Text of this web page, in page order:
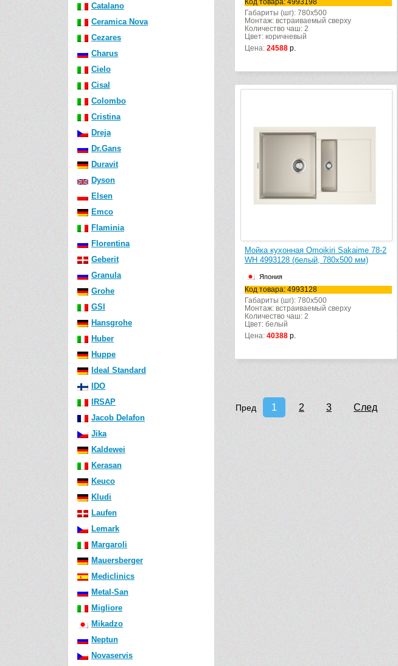
Catalano
Ceramica Nova
Cezares
Charus
Cielo
Cisal
Colombo
Cristina
Dreja
Dr.Gans
Duravit
Dyson
Elsen
Emco
Flaminia
Florentina
Geberit
Granula
Grohe
GSI
Hansgrohe
Huber
Huppe
Ideal Standard
IDO
IRSAP
Jacob Delafon
Jika
Kaldewei
Kerasan
Keuco
Kludi
Laufen
Lemark
Margaroli
Mauersberger
Mediclinics
Metal-San
Migliore
Mikadzo
Neptun
Novaservis
Код товара: 4993198
Габариты (шг): 780x500
Монтаж: встраиваемый сверху
Количество чаш: 2
Цвет: коричневый
Цена: 24588 р.
Мойка кухонная Omoikiri Sakaime 78-2
WH 4993128 (белый, 780х500 мм)
Япония
Код товара: 4993128
Габариты (шг): 780x500
Монтаж: встраиваемый сверху
Количество чаш: 2
Цвет: белый
Цена: 40388 р.
Пред 1 2 3 След